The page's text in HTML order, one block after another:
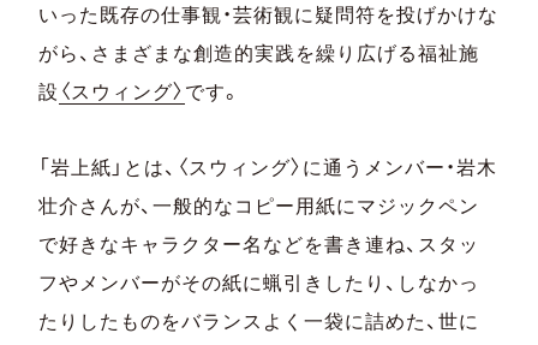
いった既存の仕事観・芸術観に疑問符を投げかけな
がら、さまざまな創造的実践を繰り広げる福祉施
設 〈スウィング〉 です。
「岩上紙」とは、〈スウィング〉に通うメンバー・岩木
壮介さんが、一般的なコピー用紙にマジックペン
で好きなキャラクター名などを書き連ね、スタッ
フやメンバーがその紙に蝋引きしたり、しなかっ
たりしたものをバランスよく一袋に詰めた、世に